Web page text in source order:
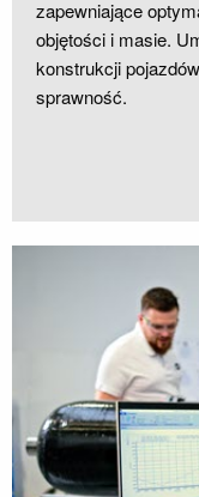
zapewniające
objętości i masie.
konstrukcji
sprawność.